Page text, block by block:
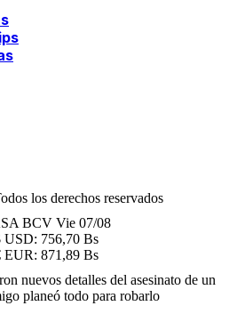
los derechos reservados
BCV Vie 07/08
USD: 756,70 Bs
EUR: 871,89 Bs
nuevos detalles del asesinato de un
planeó todo para robarlo